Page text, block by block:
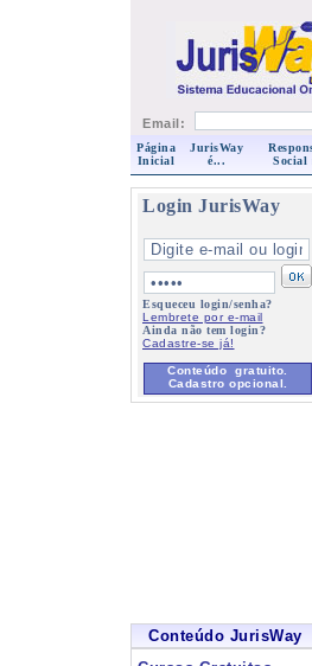
Email:
Página
Inicial
JurisWay
é...
Social
Login JurisWay
Esqueceu login/senha?
Lembrete por e-mail
Ainda não tem login?
Cadastre-se já!
Conteúdo gratuito.
Cadastro opcional.
Conteúdo JurisWay